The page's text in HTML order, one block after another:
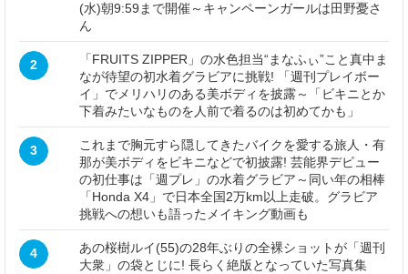
(水)朝9:59まで開催～キャンペーンガールは田野憂さ
ん
2
「FRUITS ZIPPER」の水色担当“まなふぃ”こと真中ま
なが待望の初水着グラビアに挑戦! 「週刊プレイボー
イ」でメリハリのある美ボディを披露～「ビキニとか
下着みたいなものを人前で着るのは初めてかも」
3
これまで胸元すら隠してきたバイクを愛する旅人・有
那が美ボディをビキニなどで初披露! 芸能界デビュー
の初仕事は「週プレ」の水着グラビア～同い年の相棒
「Honda X4」で日本全国2万km以上走破。グラビア
挑戦への想いも語ったメイキング動画も
4
あの桜樹ルイ(55)の28年ぶりの全裸ショットが「週刊
大衆」の袋とじに! 長らく絶版となっていた写真集